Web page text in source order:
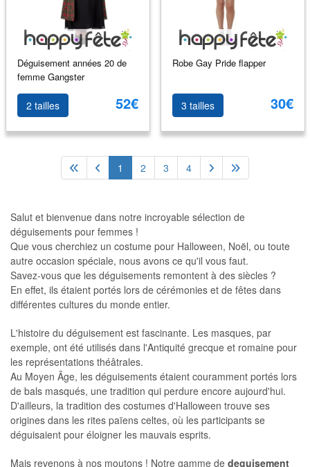
Déguisement années 20 de
femme Gangster
2 tailles 52€
Robe Gay Pride flapper
3 tailles 30€
1 2 3 4
Salut et bienvenue dans notre incroyable sélection de
déguisements pour femmes !
Que vous cherchiez un costume pour Halloween, Noël, ou toute
autre occasion spéciale, nous avons ce qu'il vous faut.
Savez-vous que les déguisements remontent à des siècles ?
En effet, ils étaient portés lors de cérémonies et de fêtes dans
différentes cultures du monde entier.
L'histoire du déguisement est fascinante. Les masques, par
exemple, ont été utilisés dans l'Antiquité grecque et romaine pour
les représentations théâtrales.
Au Moyen Âge, les déguisements étaient couramment portés lors
de bals masqués, une tradition qui perdure encore aujourd'hui.
D'ailleurs, la tradition des costumes d'Halloween trouve ses
origines dans les rites païens celtes, où les participants se
déguisaient pour éloigner les mauvais esprits.
Mais revenons à nos moutons ! Notre gamme de deguisement